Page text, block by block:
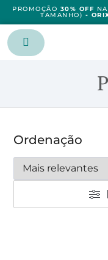
PROMOÇÃO 30% OFF
TAMANHO) -
Ordenação